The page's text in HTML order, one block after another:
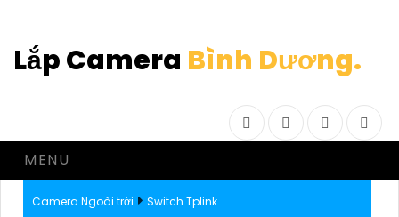
Lắp Camera Bình Dương.
FacebookTwitter Instagram
MENU
Camera Ngoài trời Switch Tplink